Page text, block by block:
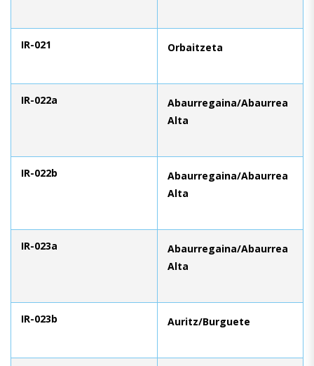
IR-021 Orbaitzeta
IR-022a
Abaurregaina/Abaurrea
Alta
IR-022b
Abaurregaina/Abaurrea
Alta
IR-023a
Abaurregaina/Abaurrea
Alta
IR-023b Auritz/Burguete